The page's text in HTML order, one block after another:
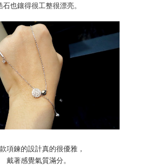
石也鑲得很工整很漂亮。
項鍊的設計真的很優雅，
戴著感覺氣質滿分。